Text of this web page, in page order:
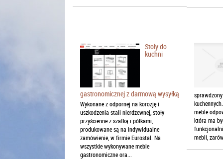
Stoły do
kuchni
gastronomicznej z darmową wysyłką
Wykonane z odpornej na korozję i
uszkodzenia stali nierdzewnej, stoły
przyścienne z szafką i półkami,
produkowane są na indywidualne
zamówienie, w firmie Eurostal. Na
wszystkie wykonywane meble
gastronomiczne ora...
meble
która ma
mebli,